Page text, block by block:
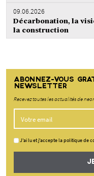
09.06.2026
Décarbonation, la
la construction
ABONNEZ-VOUS
NEWSLETTER
Recevez toutes les actualités de
J'ai lu et j'accepte la politique de